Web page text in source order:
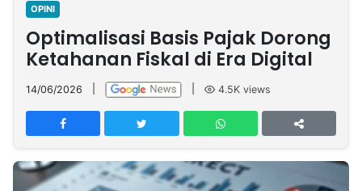
Nasional
International
Olahraga
Entertainment
Daerah
Pariwisata
Kuliner
Kolom
Network
PT
TREETAN
MULTIMEDIA
INDONESIA
OPINI
Optimalisasi Basis Pajak Dorong
Ketahanan Fiskal di Era Digital
14/06/2026 4.5K views